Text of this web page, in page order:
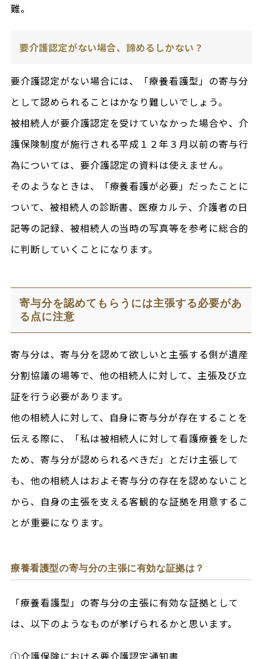
難。
要介護認定がない場合、諦めるしかない？
要介護認定がない場合には、「療養看護型」の寄与分
として認められることはかなり難しいでしょう。
被相続人が要介護認定を受けていなかった場合や、介
護保険制度が施行される平成１２年３月以前の寄与行
為については、要介護認定の資料は使えません。
そのようなときは、「療養看護が必要」だったことに
ついて、被相続人の診断書、医療カルテ、介護者の日
記等の記録、被相続人の当時の写真等を参考に総合的
に判断していくことになります。
寄与分を認めてもらうには主張する必要があ
る点に注意
寄与分は、寄与分を認めて欲しいと主張する側が遺産
分割協議の場等で、他の相続人に対して、主張及び立
証を行う必要があります。
他の相続人に対して、自身に寄与分が存在することを
伝える際に、「私は被相続人に対して看護療養をした
ため、寄与分が認められるべきだ」とだけ主張して
も、他の相続人はおよそ寄与分の存在を認めないこと
から、自身の主張を支える客観的な証拠を用意するこ
とが重要になります。
療養看護型の寄与分の主張に有効な証拠は？
「療養看護型」の寄与分の主張に有効な証拠として
は、以下のようなものが挙げられるかと思います。
①介護保険における要介護認定通知書